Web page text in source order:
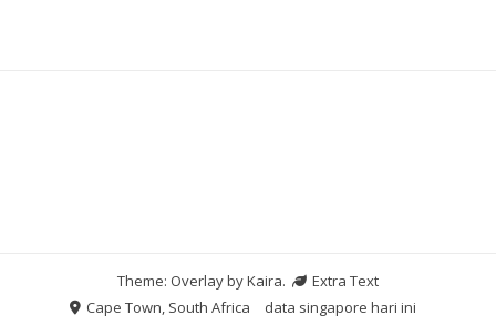
Theme: Overlay byKaira.
Extra Text
Cape Town, South Africa
data singapore hari ini